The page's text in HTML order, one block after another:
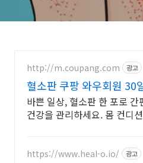
http://m.coupang.com 광고
혈소판 쿠팡 와우회원 30
료반품
바쁜 일상, 혈소판 한 포로 간
건강을 관리하세요. 몸 컨디
https://www.heal-o.io/ 광고